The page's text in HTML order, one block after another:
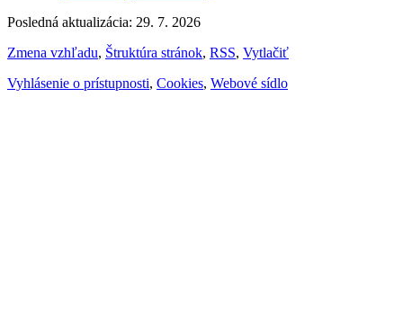
Posledná aktualizácia: 29. 7. 2026
Zmena vzhľadu, Štruktúra stránok, RSS, Vytlačiť
Vyhlásenie o prístupnosti, Cookies, Webové sídlo